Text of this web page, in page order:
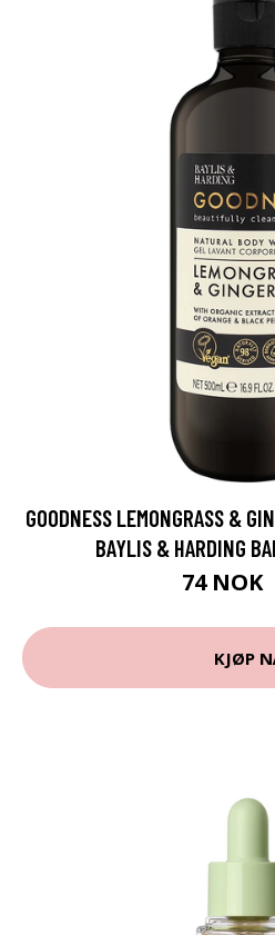
GOODNESS LEMONGRASS &
BAYLIS & HARDING
74 NOK
KJØP